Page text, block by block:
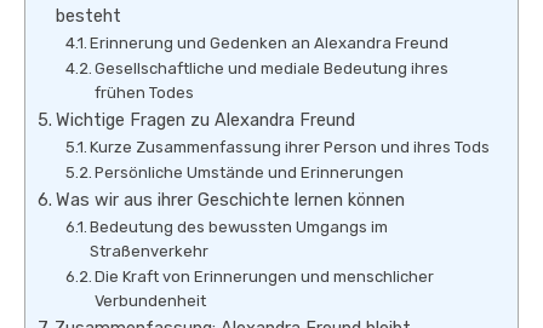
besteht
Erinnerung und Gedenken an Alexandra Freund
Gesellschaftliche und mediale Bedeutung ihres
frühen Todes
Wichtige Fragen zu Alexandra Freund
Kurze Zusammenfassung ihrer Person und ihres Tods
Persönliche Umstände und Erinnerungen
Was wir aus ihrer Geschichte lernen können
Bedeutung des bewussten Umgangs im
Straßenverkehr
Die Kraft von Erinnerungen und menschlicher
Verbundenheit